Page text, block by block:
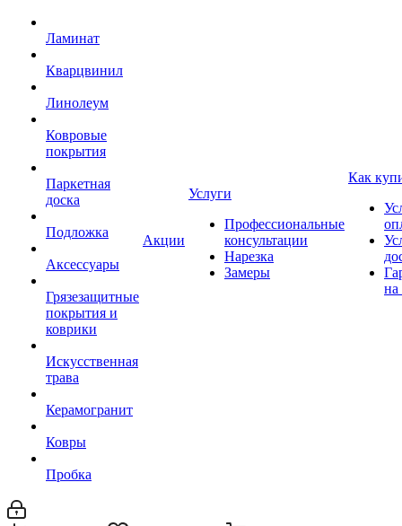
Ламинат
Кварцвинил
Линолеум
Ковровые
покрытия
Паркетная
доска
Подложка
Аксессуары
Грязезащитные
покрытия и
коврики
Искусственная
трава
Керамогранит
Ковры
Пробка
Акции
Услуги
Профессиональные
консультации
Нарезка
Замеры
Как
на